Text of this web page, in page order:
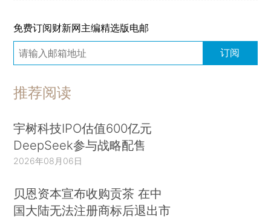
免费订阅财新网主编精选版电邮
订阅
推荐阅读
宇树科技IPO估值600亿元
DeepSeek参与战略配售
2026年08月06日
贝恩资本宣布收购贡茶 在中
国大陆无法注册商标后退出市